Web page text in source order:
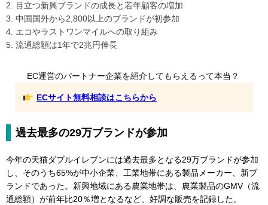
2. 目立つ新興ブランドの成長と若年顧客の増加
3. 中国国外から2,800以上のブランドが初参加
4. エコやラストワンマイルへの取り組み
5. 流通総額は1年で2兆円伸長
EC運営のパートナー企業を紹介してもらえるって本当？
ECサイト無料相談はこちらから
過去最多の29万ブランドが参加
今年の天猫ダブルイレブンには過去最多となる29万ブランドが参加
し、そのうち65%が中小企業、工業地帯にある製品メーカー、新ブ
ランドであった。新興地域にある農業地帯は、農業製品のGMV（流
通総額）が前年比20％増となるなど、好調な販売を記録した。